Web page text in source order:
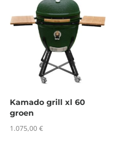
Kamado grill xl 60
groen
1.075,00 €